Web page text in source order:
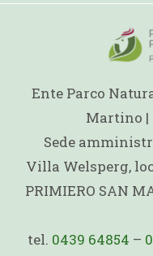
Ente Parco
Martino |
Sede
Villa Welsperg,
PRIMIERO SAN
tel. 0439 64854 –